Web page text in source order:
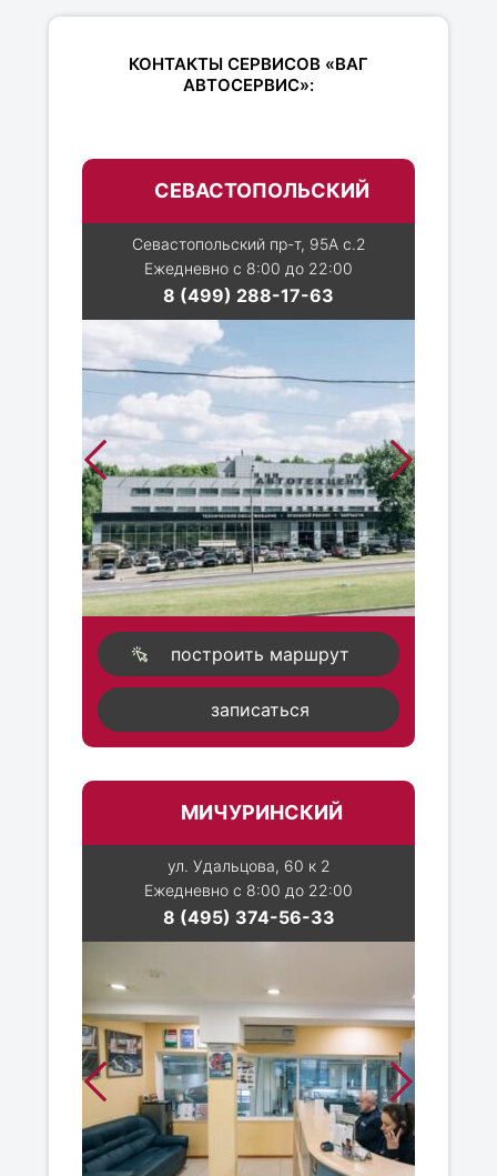
КОНТАКТЫ СЕРВИСОВ «ВАГ
АВТОСЕРВИС»:
СЕВАСТОПОЛЬСКИЙ
Севастопольский пр-т, 95А с.2
Ежедневно с 8:00 до 22:00
8 (499) 288-17-63
построить маршрут
записаться
МИЧУРИНСКИЙ
ул. Удальцова, 60 к 2
Ежедневно с 8:00 до 22:00
8 (495) 374-56-33